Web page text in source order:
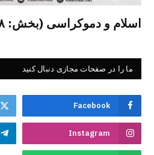
اسلام و دموکراسی (بخش: ۸)
ما را در صفحات مجازی دنبال کنید
Facebook
Instagram